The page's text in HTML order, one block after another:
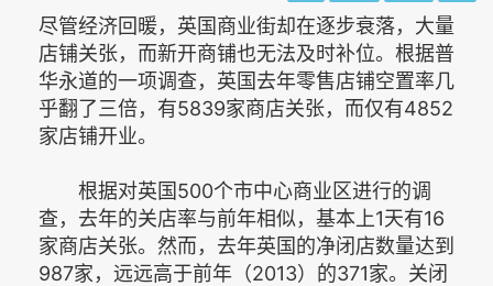
尽管经济回暖，英国商业街却在逐步衰落，大量
店铺关张，而新开商铺也无法及时补位。根据普
华永道的一项调查，英国去年零售店铺空置率几
乎翻了三倍，有5839家商店关张，而仅有4852
家店铺开业。
根据对英国500个市中心商业区进行的调
查，去年的关店率与前年相似，基本上1天有16
家商店关张。然而，去年英国的净闭店数量达到
987家，远远高于前年（2013）的371家。关闭